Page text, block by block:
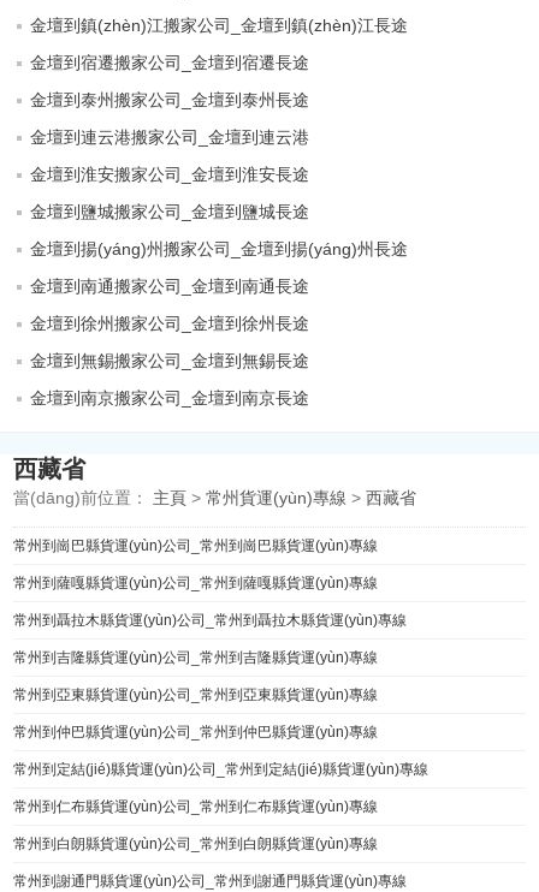
金壇到鎮(zhèn)江搬家公司_金壇到鎮(zhèn)江長途
金壇到宿遷搬家公司_金壇到宿遷長途
金壇到泰州搬家公司_金壇到泰州長途
金壇到連云港搬家公司_金壇到連云港
金壇到淮安搬家公司_金壇到淮安長途
金壇到鹽城搬家公司_金壇到鹽城長途
金壇到揚(yáng)州搬家公司_金壇到揚(yáng)州長途
金壇到南通搬家公司_金壇到南通長途
金壇到徐州搬家公司_金壇到徐州長途
金壇到無錫搬家公司_金壇到無錫長途
金壇到南京搬家公司_金壇到南京長途
西藏省
當(dāng)前位置： 主頁 >常州貨運(yùn)專線 >西藏省
常州到崗巴縣貨運(yùn)公司_常州到崗巴縣貨運(yùn)專線
常州到薩嘎縣貨運(yùn)公司_常州到薩嘎縣貨運(yùn)專線
常州到聶拉木縣貨運(yùn)公司_常州到聶拉木縣貨運(yùn)專線
常州到吉隆縣貨運(yùn)公司_常州到吉隆縣貨運(yùn)專線
常州到亞東縣貨運(yùn)公司_常州到亞東縣貨運(yùn)專線
常州到仲巴縣貨運(yùn)公司_常州到仲巴縣貨運(yùn)專線
常州到定結(jié)縣貨運(yùn)公司_常州到定結(jié)縣貨運(yùn)專線
常州到仁布縣貨運(yùn)公司_常州到仁布縣貨運(yùn)專線
常州到白朗縣貨運(yùn)公司_常州到白朗縣貨運(yùn)專線
常州到謝通門縣貨運(yùn)公司_常州到謝通門縣貨運(yùn)專線